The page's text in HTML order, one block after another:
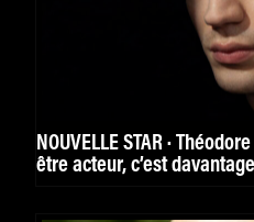
NOUVELLE STAR ·
être acteur, c’est